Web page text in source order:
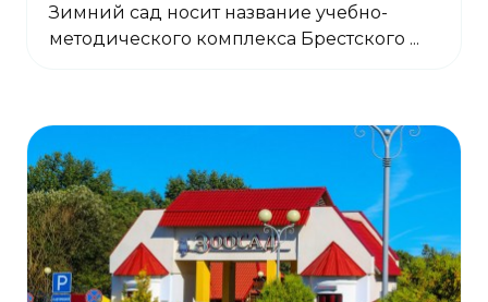
Зимний сад носит название учебно-
методического комплекса Брестского ...